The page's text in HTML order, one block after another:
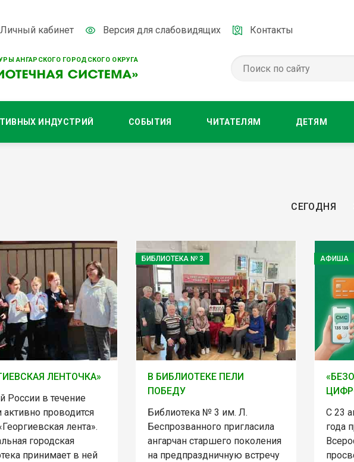
АНГАРСКОГО ГОРОДСКОГО ОКРУГА
Личный кабинет Версия для слабовидящих Контакты
ИНДУСТРИЙ СОБЫТИЯ ЧИТАТЕЛЯМ ДЕТЯМ
СЕГОДНЯ
ЛЕНТОЧКА»
России в течение
активно проводится
лента».
городская
принимает в ней
БИБЛИОТЕКА № 3
В БИБЛИОТЕКЕ ПЕЛИ
ПОБЕДУ
Библиотека № 3 им. Л.
Беспрозванного пригласила
ангарчан старшего поколения
на предпраздничную встречу
АФИША
С 23
года